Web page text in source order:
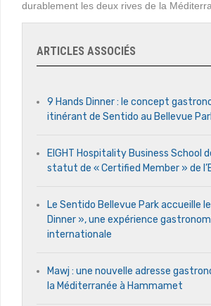
durablement les deux rives de la
ARTICLES ASSOCIÉS
9 Hands Dinner : le concept
itinérant de Sentido au Bellevue
EIGHT Hospitality Business School
statut de « Certified Member » de
Le Sentido Bellevue Park accueille
Dinner », une expérience
internationale
Mawj : une nouvelle adresse
la Méditerranée à Hammamet